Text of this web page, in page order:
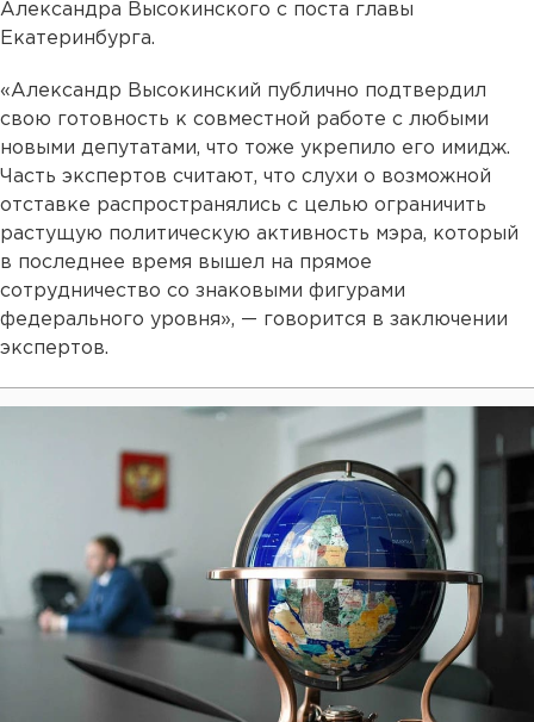
Александра Высокинского с поста главы
Екатеринбурга.
«Александр Высокинский публично подтвердил
свою готовность к совместной работе с любыми
новыми депутатами, что тоже укрепило его имидж.
Часть экспертов считают, что слухи о возможной
отставке распространялись с целью ограничить
растущую политическую активность мэра, который
в последнее время вышел на прямое
сотрудничество со знаковыми фигурами
федерального уровня», — говорится в заключении
экспертов.